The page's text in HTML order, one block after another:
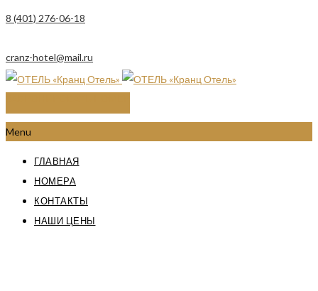
8 (401) 276-06-18
cranz-hotel@mail.ru
Menu
ГЛАВНАЯ
НОМЕРА
КОНТАКТЫ
НАШИ ЦЕНЫ